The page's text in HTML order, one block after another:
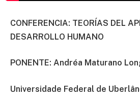
CONFERENCIA: TEORÍAS DEL
DESARROLLO HUMANO
PONENTE: Andréa Maturano
Universidade Federal de